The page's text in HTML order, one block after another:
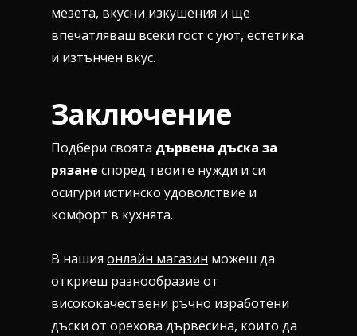
мезета, вкусни изкушения и ще
впечатляваш всеки гост с уют, естетика
и изтънчен вкус.
Заключение
Подбери своята дървена дъска за
рязане според твоите нужди и си
осигури истинско удоволствие и
комфорт в кухнята.
В нашия онлайн магазин можеш да
откриеш разнообразие от
висококачествени ръчно изработени
дъски от орехова дървесина, които да